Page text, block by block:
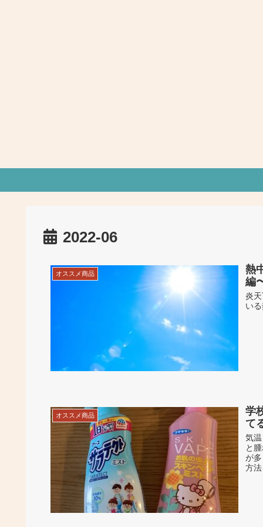
2022-06
オススメ商品
熱
編
炎
い
オススメ商品
学
て
気
と
が
方